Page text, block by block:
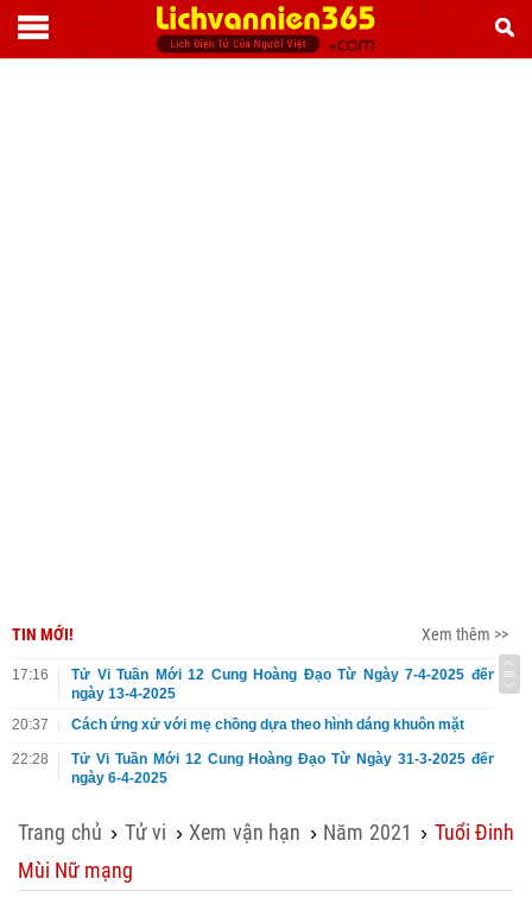
TIN MỚI! Xem thêm >>
17:16
Tử Vi Tuần Mới 12 Cung Hoàng Đạo Từ Ngày 7-4-2025 đến
ngày 13-4-2025
20:37
Cách ứng xử với mẹ chồng dựa theo hình dáng khuôn mặt
22:28
Tử Vi Tuần Mới 12 Cung Hoàng Đạo Từ Ngày 31-3-2025 đến
ngày 6-4-2025
Trang chủ › Tử vi › Xem vận hạn › Năm 2021 › Tuổi Đinh
Mùi Nữ mạng